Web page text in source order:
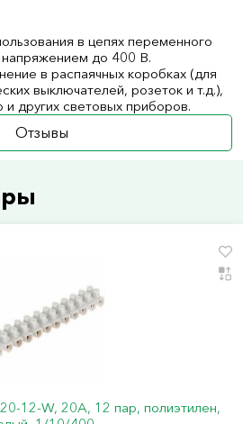
в цепях переменного
напряжением до 400 В.
в распаячных коробках (для
выключателей, розеток и т.д.),
других световых приборов.
Отзывы
12-W, 20А, 12 пар, полиэтилен,